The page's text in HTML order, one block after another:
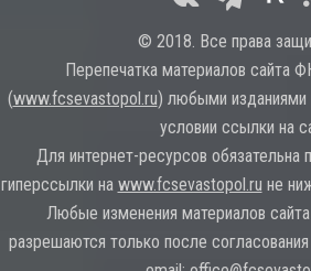
© 2018. Все права
Перепечатка материалов сайта
(www.fcsevastopol.ru) любыми изданиями
условии ссылки на
Для интернет-ресурсов обязательна
гиперссылки на www.fcsevastopol.ru не
Любые изменения материалов
разрешаются только после